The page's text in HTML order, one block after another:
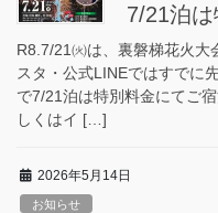
7/21泊
R8.7/21㈫は、裏磐梯花火大
スタ・公式LINEではすでに
で7/21泊は特別料金にてご
しくはイ […]
2026年5月14日
お知らせ